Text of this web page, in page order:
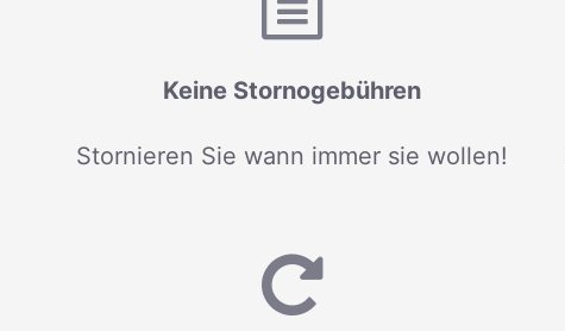
Keine Stornogebühren
Stornieren Sie wann immer sie wollen!